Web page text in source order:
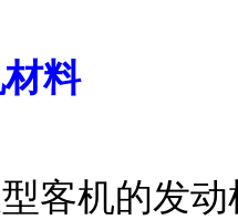
料
客机的发